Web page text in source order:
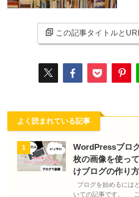
この記事タイトルと
よく読まれている記事
1
WordPressブロ
枚の画像を使っ
けブログの作り方
ブログを始めるには
いての記事です。 こ